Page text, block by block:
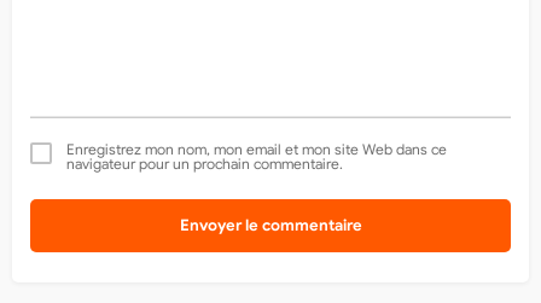
Enregistrez mon nom, mon email et mon site Web dans ce
navigateur pour un prochain commentaire.
Envoyer le commentaire